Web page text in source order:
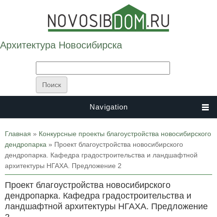
Архитектура Новосибирска
Navigation
Вы здесь
Главная » Конкурсные проекты благоустройства новосибирского
дендропарка » Проект благоустройства новосибирского
дендропарка. Кафедра градостроительства и ландшафтной
архитектуры НГАХА. Предложение 2
Проект благоустройства новосибирского
дендропарка. Кафедра градостроительства и
ландшафтной архитектуры НГАХА. Предложение